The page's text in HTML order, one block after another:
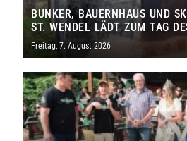
BUNKER, BAUERNHAUS UND
ST. WENDEL LÄDT ZUM TAG
DENKMALS EIN
Freitag, 7. August 2026